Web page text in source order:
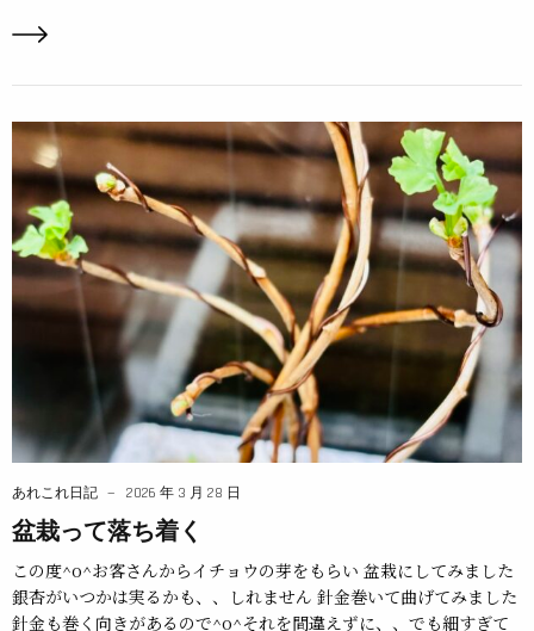
あれこれ日記 2026 年 3 月 28 日
盆栽って落ち着く
この度^o^お客さんからイチョウの芽をもらい 盆栽にしてみました
銀杏がいつかは実るかも、、しれません 針金巻いて曲げてみました
針金も巻く向きがあるので^o^それを間違えずに、、でも細すぎて